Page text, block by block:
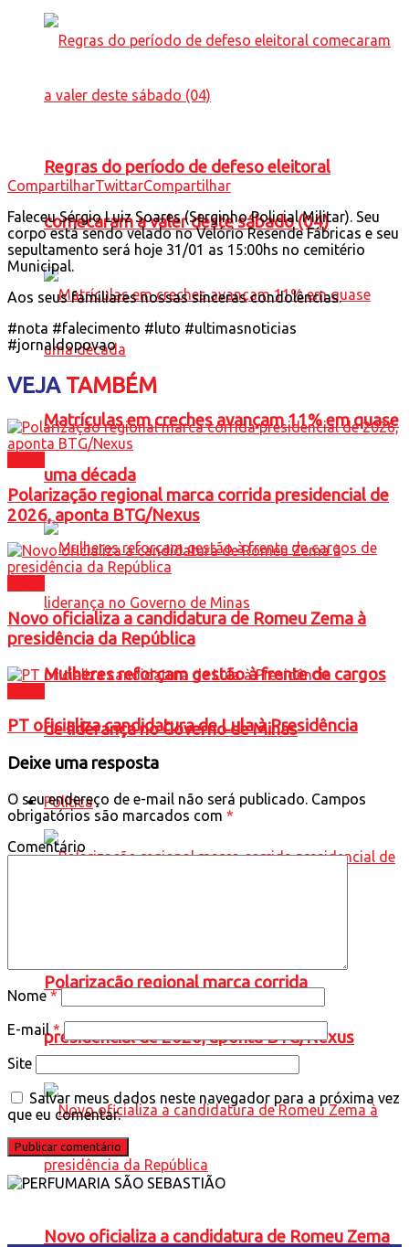
Regras do período de defeso eleitoral
comecaram a valer deste sábado (04)
Matrículas em creches avançam 11% em quase
uma década
Mulheres reforçam gestão à frente de cargos
de liderança no Governo de Minas
Política
Polarização regional marca corrida
presidencial de 2026, aponta BTG/Nexus
Novo oficializa a candidatura de Romeu Zema
CompartilharTwittarCompartilhar
Faleceu Sérgio Luiz Soares (Serginho Policial Militar). Seu
corpo está sendo velado no Velório Resende Fábricas e seu
sepultamento será hoje 31/01 as 15:00hs no cemitério
Municipal.
Aos seus familiares nossas sinceras condolências.
#nota #falecimento #luto #ultimasnoticias
#jornaldopovao
VEJATAMBÉM
Polarização regional marca corrida presidencial de
2026, aponta BTG/Nexus
Novo oficializa a candidatura de Romeu Zema à
presidência da República
PT oficializa candidatura de Lula à Presidência
Deixe uma resposta
O seu endereço de e-mail não será publicado. Campos
obrigatórios são marcados com *
Comentário
Nome*
E-mail*
Site
Salvar meus dados neste navegador para a próxima vez
que eu comentar.